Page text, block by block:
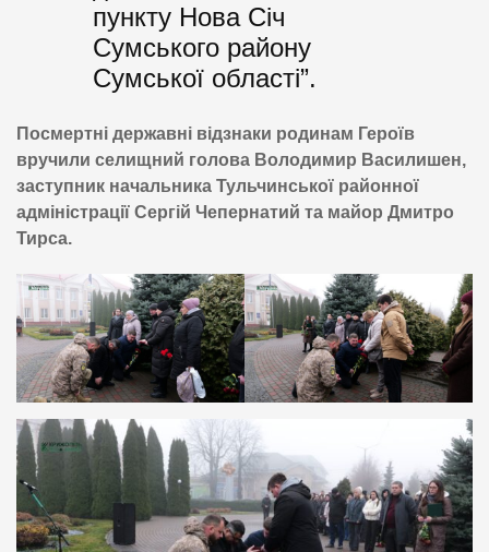
пункту Нова Січ
Сумського району
Сумської області”.
Посмертні державні відзнаки родинам Героїв
вручили селищний голова Володимир Василишен,
заступник начальника Тульчинської районної
адміністрації Сергій Чепернатий та майор Дмитро
Тирса.